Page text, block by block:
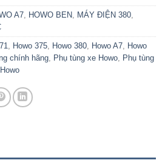
A7, HOWO BEN, MÁY ĐIỆN 380,
, Howo 375, Howo 380, Howo A7, Howo
chính hãng, Phụ tùng xe Howo, Phụ tùng